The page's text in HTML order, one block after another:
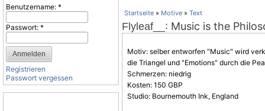
Benutzername: *
Passwort: *
Registrieren
Passwort vergessen
Startseite » Motive » Text
Flyleaf__ : Music is the
Motiv: selber entworfen "Music" wird
die Triangel und "Emotions" durch die
Schmerzen: niedrig
Kosten: 150 GBP
Studio: Bournemouth Ink, England